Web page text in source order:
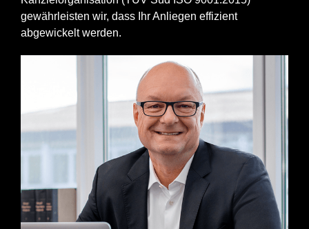
gewährleisten wir, dass Ihr Anliegen effizient
abgewickelt werden.